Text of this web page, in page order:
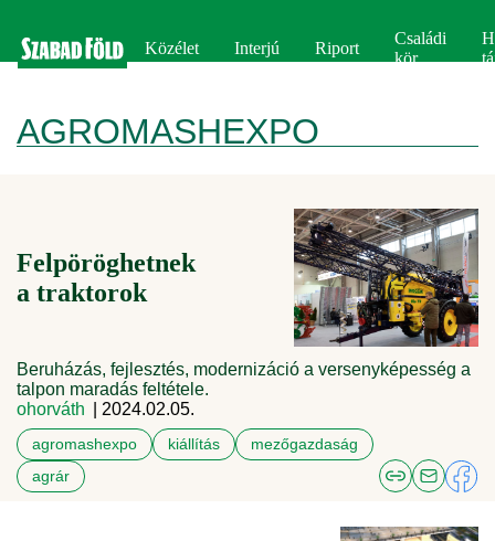
Közélet Interjú Riport
Családi
kör
AGROMASHEXPO
Felpöröghetnek
a traktorok
Beruházás, fejlesztés, modernizáció a versenyképesség a
talpon maradás feltétele.
ohorváth
| 2024.02.05.
agromashexpo kiállítás
mezőgazdaság
agrár